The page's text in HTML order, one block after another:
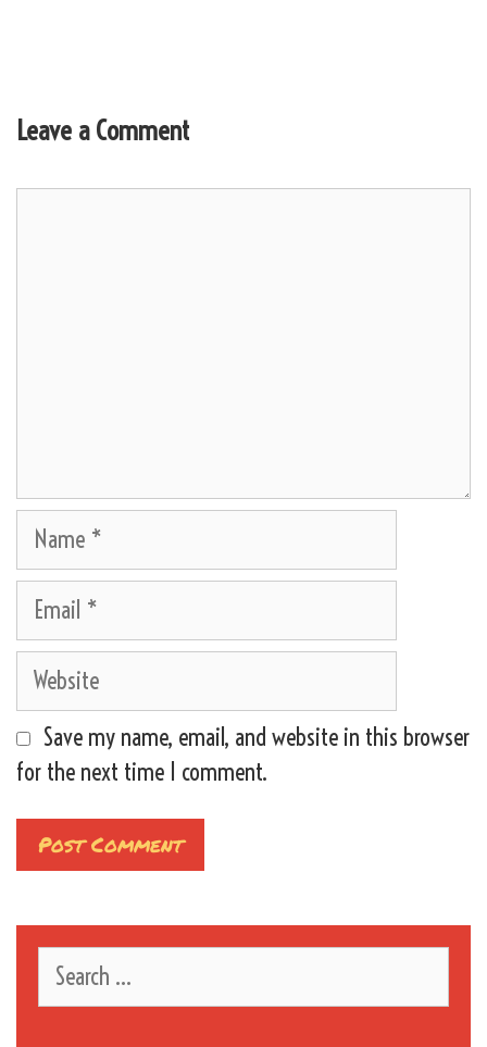
Leave a Comment
Name
Email
Website
Save my name, email, and website in this browser
for the next time I comment.
for: